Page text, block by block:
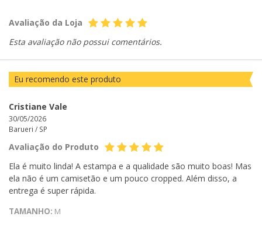
Avaliação da Loja
Esta avaliação não possui comentários.
Eu recomendo este produto
Cristiane Vale
30/05/2026
Barueri / SP
Avaliação do Produto
Ela é muito linda! A estampa e a qualidade são muito boas! Mas
ela não é um camisetão e um pouco cropped. Além disso, a
entrega é super rápida.
TAMANHO: M